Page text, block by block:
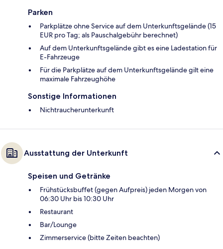
Parken
Parkplätze ohne Service auf dem Unterkunftsgelände (15
EUR pro Tag; als Pauschalgebühr berechnet)
Auf dem Unterkunftsgelände gibt es eine Ladestation für
E-Fahrzeuge
Für die Parkplätze auf dem Unterkunftsgelände gilt eine
maximale Fahrzeughöhe
Sonstige Informationen
Nichtraucherunterkunft
Ausstattung der Unterkunft
Speisen und Getränke
Frühstücksbuffet (gegen Aufpreis) jeden Morgen von
06:30 Uhr bis 10:30 Uhr
Restaurant
Bar/Lounge
Zimmerservice (bitte Zeiten beachten)